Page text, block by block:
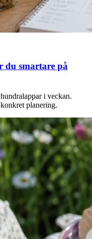
du smartare på
i veckan.
planering.